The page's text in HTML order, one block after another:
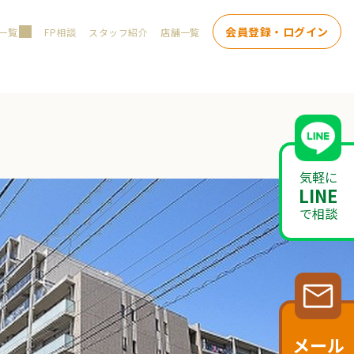
覧 FP相談 スタッフ紹介 店舗一覧 会員登録・ログイン
気軽に
LINE
で相談
メール